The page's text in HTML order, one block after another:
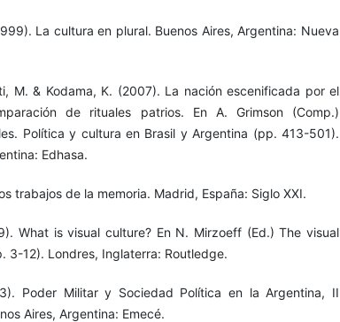
La cultura en plural. Buenos Aires, Argentina: Nueva
M. & Kodama, K. (2007). La nación escenificada por el
de rituales patrios. En A. Grimson (Comp.)
Política y cultura en Brasil y Argentina (pp. 413-501).
Edhasa.
trabajos de la memoria. Madrid, España: Siglo XXI.
What is visual culture? En N. Mirzoeff (Ed.) The visual
3-12). Londres, Inglaterra: Routledge.
Poder Militar y Sociedad Política en la Argentina, II
Aires, Argentina: Emecé.